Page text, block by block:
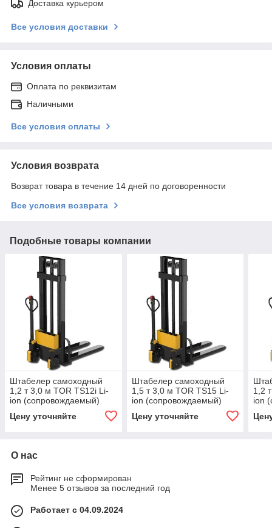
Доставка курьером
Все условия доставки
Условия оплаты
Оплата по реквизитам
Наличными
Все условия оплаты
Условия возврата
Возврат товара в течение 14 дней по договоренности
Все условия возврата
Подобные товары компании
Штабелер самоходный
1,2 т 3,0 м TOR TS12i Li-
ion (сопровождаемый)
Цену уточняйте
Штабелер самоходный
1,5 т 3,0 м TOR TS15 Li-
ion (сопровождаемый)
Цену уточняйте
1,2
ion
О нас
Рейтинг не сформирован
Менее 5 отзывов за последний год
Работает с 04.09.2024